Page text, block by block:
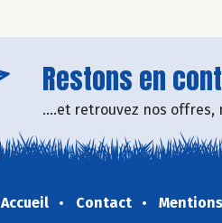
Restons en
....et retrouvez nos offres,
Accueil Contact